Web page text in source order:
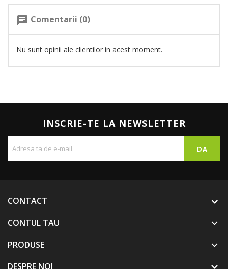
chat Comentarii (0)
Nu sunt opinii ale clientilor in acest moment.
INSCRIE-TE LA NEWSLETTER
CONTACT
CONTUL TAU

PRODUSE 
DESPRE NOI